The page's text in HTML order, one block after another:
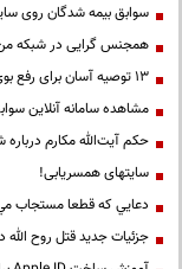
سوابق بیمه شدگان روی
همجنس گرایی در شبکه
13 توصیه آسان برای رفع بوی بد دهان
مشاهده سامانه آنلاين
حكم آيت‌الله مكارم
سایتهای همسریابی!
دعايي كه قطعا مستجاب
جزئیات جدید قتل روح الله